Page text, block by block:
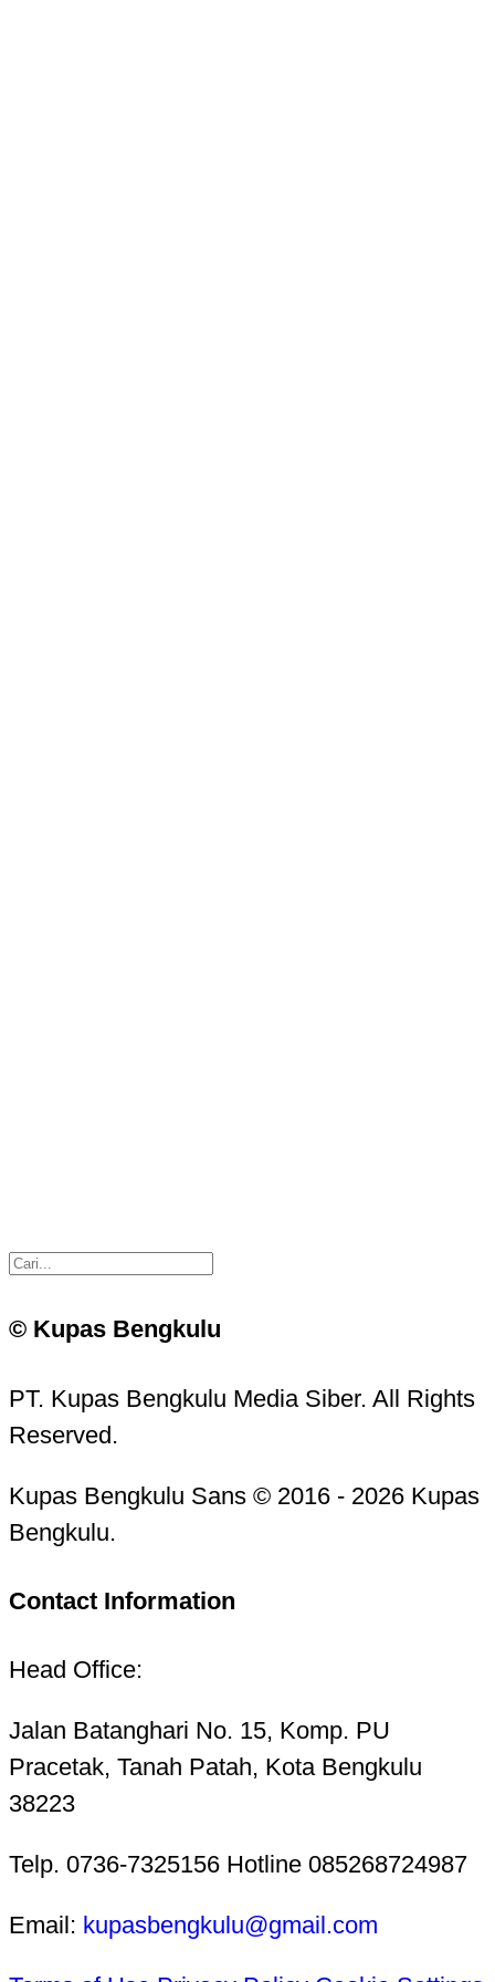
© Kupas Bengkulu
PT. Kupas Bengkulu Media Siber. All Rights
Reserved.
Kupas Bengkulu Sans © 2016 - 2026 Kupas
Bengkulu.
Contact Information
Head Office:
Jalan Batanghari No. 15, Komp. PU
Pracetak, Tanah Patah, Kota Bengkulu
38223
Telp. 0736-7325156 Hotline 085268724987
Email: kupasbengkulu@gmail.com